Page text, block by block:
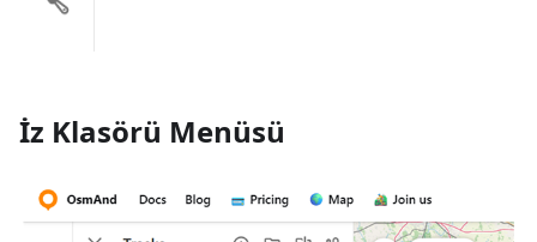
İz Klasörü Menüsü